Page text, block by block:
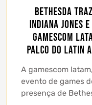
Bethesda traz
Indiana Jones
gamescom
palco do Latin
A gamescom
evento de games
presença de